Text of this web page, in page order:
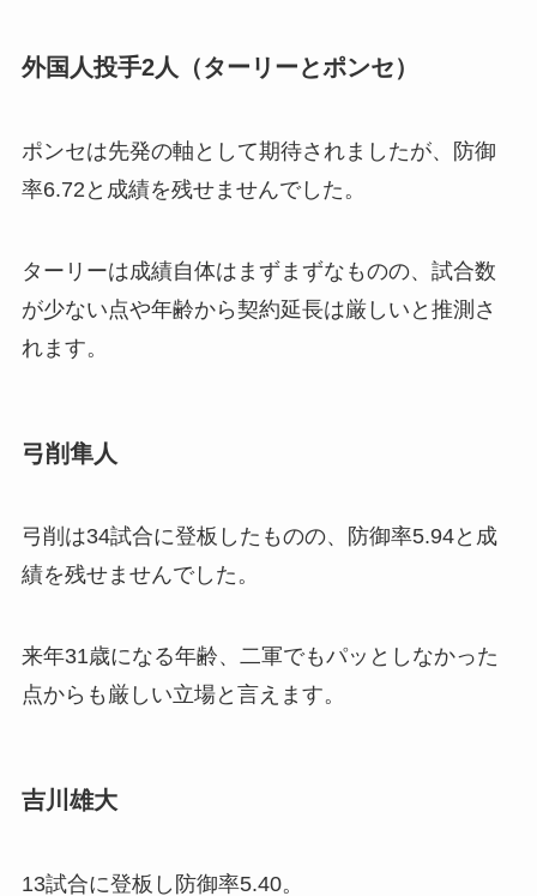
外国人投手2人（ターリーとポンセ）
ポンセは先発の軸として期待されましたが、防御
率6.72と成績を残せませんでした。
ターリーは成績自体はまずまずなものの、試合数
が少ない点や年齢から契約延長は厳しいと推測さ
れます。
弓削隼人
弓削は34試合に登板したものの、防御率5.94と成
績を残せませんでした。
来年31歳になる年齢、二軍でもパッとしなかった
点からも厳しい立場と言えます。
吉川雄大
13試合に登板し防御率5.40。